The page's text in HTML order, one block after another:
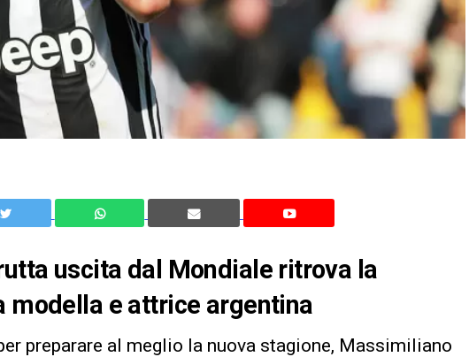
uscita dal Mondiale ritrova la
modella e attrice argentina
preparare al meglio la nuova stagione, Massimiliano